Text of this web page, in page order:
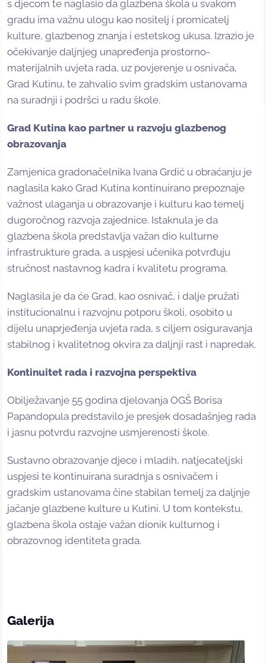
s djecom te naglasio da glazbena škola u svakom
gradu ima važnu ulogu kao nositelj i promicatelj
kulture, glazbenog znanja i estetskog ukusa. Izrazio je
očekivanje daljnjeg unapređenja prostorno-
materijalnih uvjeta rada, uz povjerenje u osnivača,
Grad Kutinu, te zahvalio svim gradskim ustanovama
na suradnji i podršci u radu škole.
Grad Kutina kao partner u razvoju glazbenog
obrazovanja
Zamjenica gradonačelnika Ivana Grdić u obraćanju je
naglasila kako Grad Kutina kontinuirano prepoznaje
važnost ulaganja u obrazovanje i kulturu kao temelj
dugoročnog razvoja zajednice. Istaknula je da
glazbena škola predstavlja važan dio kulturne
infrastrukture grada, a uspjesi učenika potvrđuju
stručnost nastavnog kadra i kvalitetu programa.
Naglasila je da će Grad, kao osnivač, i dalje pružati
institucionalnu i razvojnu potporu školi, osobito u
dijelu unaprjeđenja uvjeta rada, s ciljem osiguravanja
stabilnog i kvalitetnog okvira za daljnji rast i napredak.
Kontinuitet rada i razvojna perspektiva
Obilježavanje 55 godina djelovanja OGŠ Borisa
Papandopula predstavilo je presjek dosadašnjeg rada
i jasnu potvrdu razvojne usmjerenosti škole.
Sustavno obrazovanje djece i mladih, natjecateljski
uspjesi te kontinuirana suradnja s osnivačem i
gradskim ustanovama čine stabilan temelj za daljnje
jačanje glazbene kulture u Kutini. U tom kontekstu,
glazbena škola ostaje važan dionik kulturnog i
obrazovnog identiteta grada.
Galerija